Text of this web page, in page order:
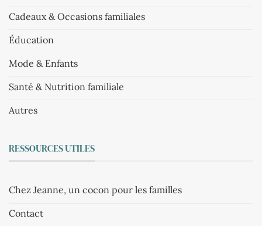
Cadeaux & Occasions familiales
Éducation
Mode & Enfants
Santé & Nutrition familiale
Autres
RESSOURCES UTILES
Chez Jeanne, un cocon pour les familles
Contact